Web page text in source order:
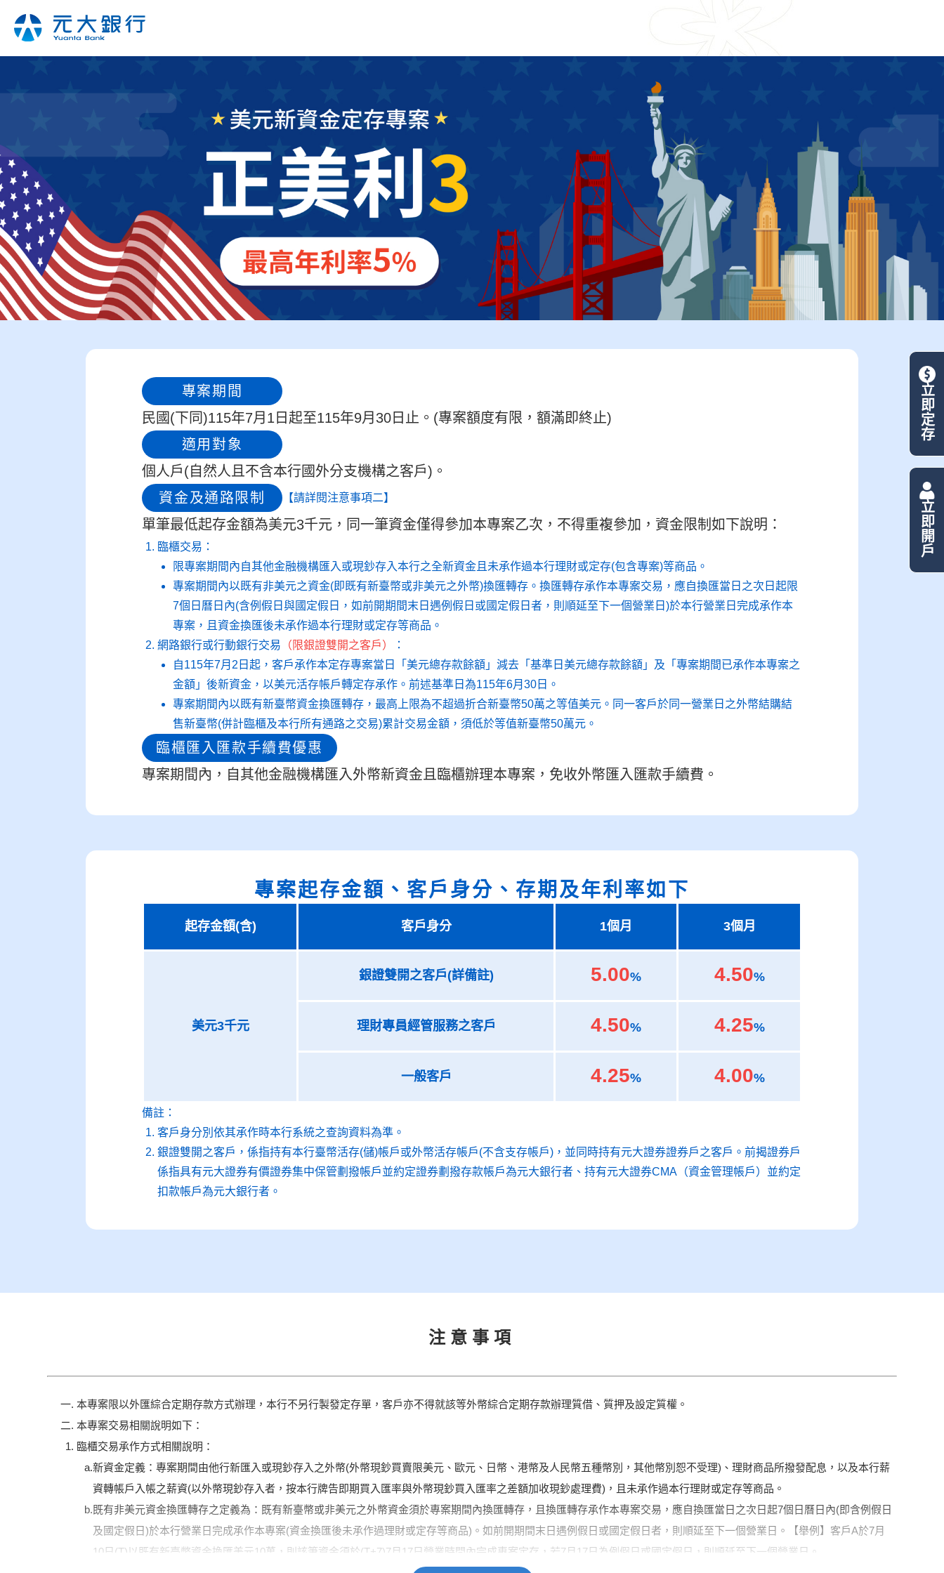
立即定存
立即開戶
專案期間
民國(下同)115年7月1日起至115年9月30日止。(專案額度有限，額滿即終止)
適用對象
個人戶(自然人且不含本行國外分支機構之客戶)。
資金及通路限制
【請詳閱注意事項二】
單筆最低起存金額為美元3千元，同一筆資金僅得參加本專案乙次，不得重複參加，資金限制如下說明：
臨櫃交易：
限專案期間內自其他金融機構匯入或現鈔存入本行之全新資金且未承作過本行理財或定存(包含專案)等商品。
專案期間內以既有非美元之資金(即既有新臺幣或非美元之外幣)換匯轉存。換匯轉存承作本專案交易，應自換匯當日之次日起限
7個日曆日內(含例假日與國定假日，如前開期間末日遇例假日或國定假日者，則順延至下一個營業日)於本行營業日完成承作本
專案，且資金換匯後未承作過本行理財或定存等商品。
網路銀行或行動銀行交易 （限銀證雙開之客戶）
：
自115年7月2日起，客戶承作本定存專案當日「美元總存款餘額」減去「基準日美元總存款餘額」及「專案期間已承作本專案之
金額」後新資金，以美元活存帳戶轉定存承作。前述基準日為115年6月30日。
專案期間內以既有新臺幣資金換匯轉存，最高上限為不超過折合新臺幣50萬之等值美元。同一客戶於同⼀營業日之外幣結購結
售新臺幣(併計臨櫃及本⾏所有通路之交易)累計交易金額，須低於等值新臺幣50萬元。
臨櫃匯入匯款手續費優惠
專案期間內，自其他金融機構匯入外幣新資金且臨櫃辦理本專案，免收外幣匯入匯款手續費。
專案起存金額、客戶身分、存期及年利率如下
起存金額(含) 客戶身分 1個月 3個月
美元3千元
銀證雙開之客戶(詳備註) 5.00% 4.50%
理財專員經管服務之客戶 4.50% 4.25%
一般客戶 4.25% 4.00%
備註：
客戶身分別依其承作時本行系統之查詢資料為準。
銀證雙開之客戶，係指持有本行臺幣活存(儲)帳戶或外幣活存帳戶(不含支存帳戶)，並同時持有元大證券證券戶之客戶。前揭證券戶
係指具有元大證券有價證券集中保管劃撥帳戶並約定證券劃撥存款帳戶為元大銀行者、持有元大證券CMA（資金管理帳戶）並約定
扣款帳戶為元大銀行者。
注意事項
本專案限以外匯綜合定期存款方式辦理，本行不另行製發定存單，客戶亦不得就該等外幣綜合定期存款辦理質借、質押及設定質權。
本專案交易相關說明如下：
臨櫃交易承作方式相關說明：
新資金定義：專案期間由他行新匯入或現鈔存入之外幣(外幣現鈔買賣限美元、歐元、日幣、港幣及人民幣五種幣別，其他幣別恕不受理)、理財商品所撥發配息，以及本行薪
資轉帳戶入帳之薪資(以外幣現鈔存入者，按本行牌告即期買入匯率與外幣現鈔買入匯率之差額加收現鈔處理費)，且未承作過本行理財或定存等商品。
既有非美元資金換匯轉存之定義為：既有新臺幣或非美元之外幣資金須於專案期間內換匯轉存，且換匯轉存承作本專案交易，應自換匯當日之次日起7個日曆日內(即含例假日
及國定假日)於本行營業日完成承作本專案(資金換匯後未承作過理財或定存等商品)。如前開期間末日遇例假日或國定假日者，則順延至下一個營業日。【舉例】客戶A於7月
10日(T)以既有新臺幣資金換匯美元10萬，則該筆資金須於(T+7)7月17日營業時間內完成專案定存，若7月17日為例假日或國定假日，則順延至下一個營業日。